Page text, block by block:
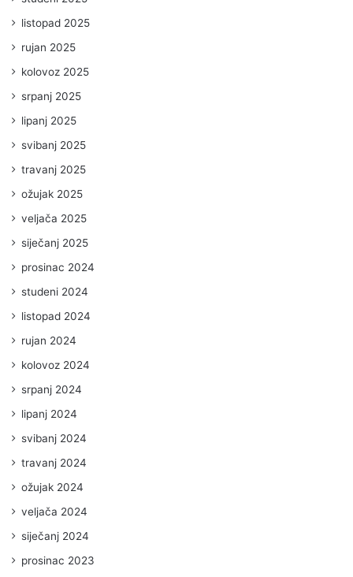
listopad 2025
rujan 2025
kolovoz 2025
srpanj 2025
lipanj 2025
svibanj 2025
travanj 2025
ožujak 2025
veljača 2025
siječanj 2025
prosinac 2024
studeni 2024
listopad 2024
rujan 2024
kolovoz 2024
srpanj 2024
lipanj 2024
svibanj 2024
travanj 2024
ožujak 2024
veljača 2024
siječanj 2024
prosinac 2023